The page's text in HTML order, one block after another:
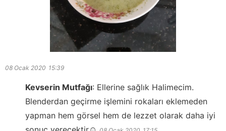
08 Ocak 2020 15:39
Kevserin Mutfağı: Ellerine sağlık Halimecim.
Blenderdan geçirme işlemini rokaları eklemeden
yapman hem görsel hem de lezzet olarak daha iyi